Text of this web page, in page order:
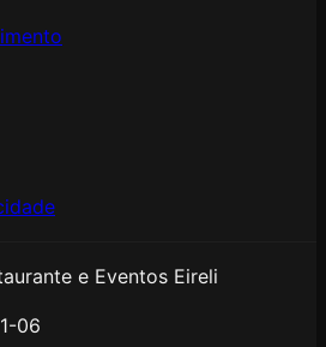
e Eventos Eireli
06